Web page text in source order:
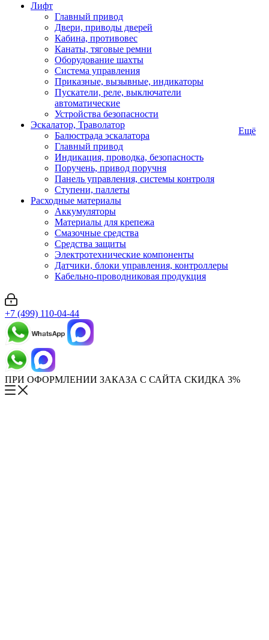
Лифт
Главный привод
Двери, приводы дверей
Кабина, противовес
Канаты, тяговые ремни
Оборудование шахты
Система управления
Приказные, вызывные, индикаторы
Пускатели, реле, выключатели
автоматические
Устройства безопасности
Эскалатор, Траволатор
Балюстрада эскалатора
Главный привод
Индикация, проводка, безопасность
Поручень, привод поручня
Панель управления, системы контроля
Ступени, паллеты
Расходные материалы
Аккумуляторы
Материалы для крепежа
Смазочные средства
Средства защиты
Электротехнические компоненты
Датчики, блоки управления, контроллеры
Кабельно-проводниковая продукция
Ещё
+7 (499) 110-04-44
ПРИ ОФОРМЛЕНИИ ЗАКАЗА С САЙТА СКИДКА 3%